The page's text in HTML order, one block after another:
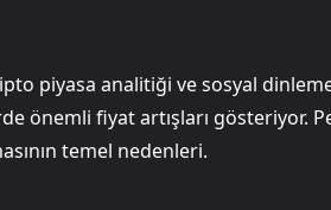
piyasa analitiği ve sosyal
önemli fiyat artışları gösteriyor.
temel nedenleri.